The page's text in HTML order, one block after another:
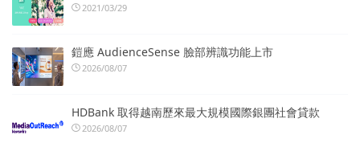
2021/03/29
鎧應 AudienceSense 臉部辨識功能上市
2026/08/07
HDBank 取得越南歷來最大規模國際銀團社會貸款
2026/08/07